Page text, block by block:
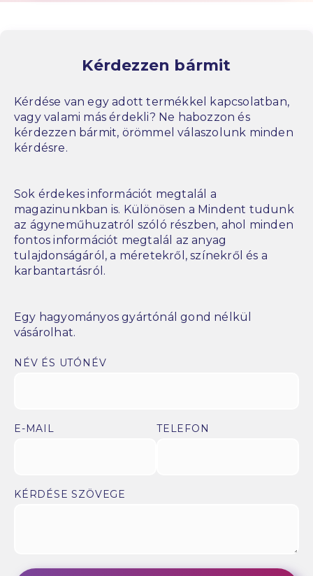
Kérdezzen bármit
Kérdése van egy adott termékkel kapcsolatban,
vagy valami más érdekli? Ne habozzon és
kérdezzen bármit, örömmel válaszolunk minden
kérdésre.
Sok érdekes információt megtalál a
magazinunkban is. Különösen a Mindent tudunk
az ágyneműhuzatról szóló részben, ahol minden
fontos információt megtalál az anyag
tulajdonságáról, a méretekről, színekről és a
karbantartásról.
Egy hagyományos gyártónál gond nélkül
vásárolhat.
NÉV ÉS UTÓNÉV
E-MAIL TELEFON
KÉRDÉSE SZÖVEGE